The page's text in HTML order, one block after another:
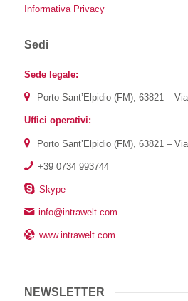
Informativa Privacy
Sedi
Sede legale:
Porto Sant’Elpidio (FM), 63821 –
Uffici operativi:
Porto Sant’Elpidio (FM), 63821 –
+39 0734 993744
Skype
info@intrawelt.com
www.intrawelt.com
NEWSLETTER